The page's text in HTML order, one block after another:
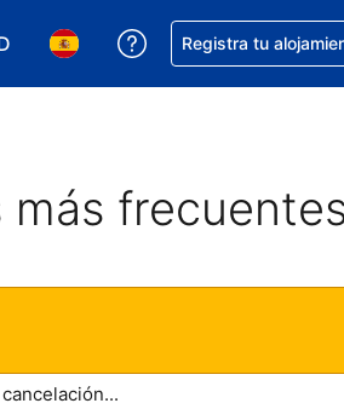
tu moneda. Tu moneda actual es
Elegir el idioma que prefieres.
Obtener ayuda con
Registra tu